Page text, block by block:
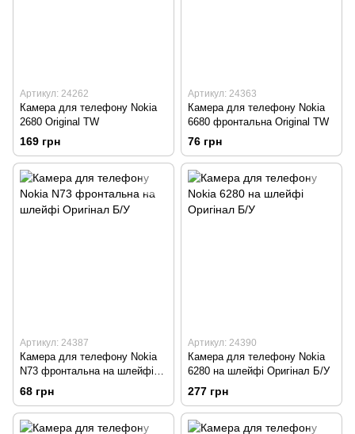
Артикул: 24262
Камера для телефону Nokia
2680 Original TW
169 грн
Артикул: 24363
Камера для телефону Nokia
6680 фронтальна Original TW
76 грн
Артикул: 24387
Камера для телефону Nokia
N73 фронтальна на шлейфі
Оригінал Б/У
68 грн
Артикул: 24390
Камера для телефону Nokia
6280 на шлейфі Оригінал Б/У
277 грн